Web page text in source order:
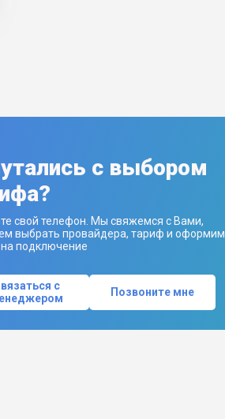
с выбором
свой телефон. Мы свяжемся с Вами,
выбрать провайдера, тариф и оформим
на подключение
с
Позвоните мне